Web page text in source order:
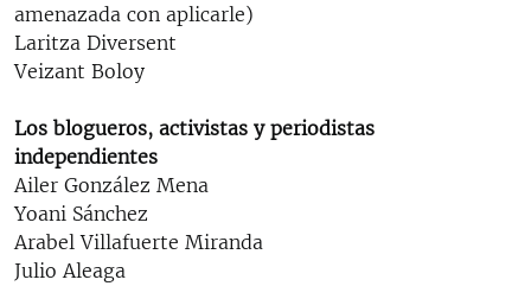
amenazada con aplicarle)
Laritza Diversent
Veizant Boloy
Los blogueros, activistas y periodistas
independientes
Ailer González Mena
Yoani Sánchez
Arabel Villafuerte Miranda
Julio Aleaga